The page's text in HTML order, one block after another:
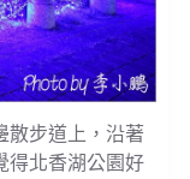
散步道上，沿著
得北香湖公園好